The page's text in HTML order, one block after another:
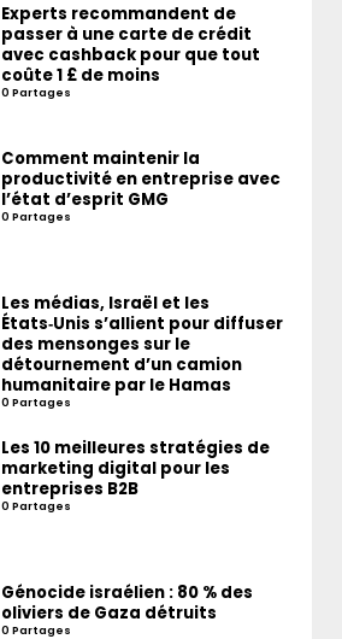
Experts recommandent de
passer à une carte de crédit
avec cashback pour que tout
coûte 1 £ de moins
0 Partages
Comment maintenir la
productivité en entreprise avec
l’état d’esprit GMG
0 Partages
Les médias, Israël et les
États‑Unis s’allient pour diffuser
des mensonges sur le
détournement d’un camion
humanitaire par le Hamas
0 Partages
Les 10 meilleures stratégies de
marketing digital pour les
entreprises B2B
0 Partages
Génocide israélien : 80 % des
oliviers de Gaza détruits
0 Partages